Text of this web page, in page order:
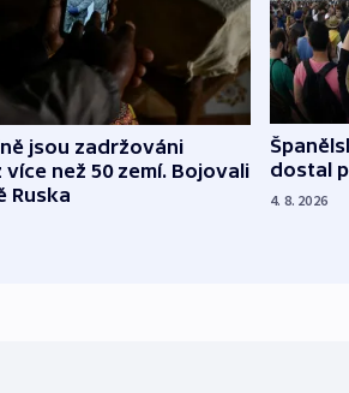
jsou zadržováni
více než 50 zemí. Bojovali
Ruska
dostal
4. 8. 2026